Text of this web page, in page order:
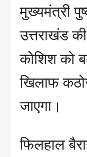
मुख्यमंत्री
उत्तराखंड
कोशिश को
खिलाफ
जाएगा।
फिलहाल